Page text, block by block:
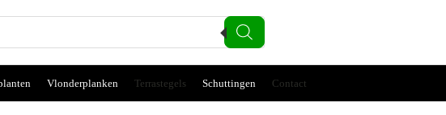
Vlonderplanken Terrastegels Schuttingen Contact